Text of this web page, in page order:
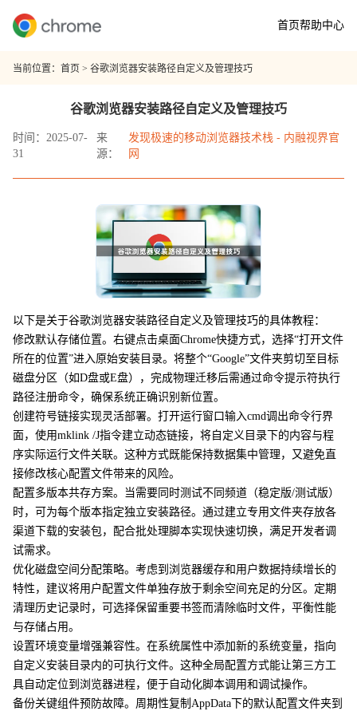
首页帮助中心
当前位置： 首页 > 谷歌浏览器安装路径自定义及管理技巧
谷歌浏览器安装路径自定义及管理技巧
时间：2025-07-
31
来
源：
发现极速的移动浏览器技术栈 - 内融视界官
网
以下是关于谷歌浏览器安装路径自定义及管理技巧的具体教程：
修改默认存储位置。右键点击桌面Chrome快捷方式，选择“打开文件
所在的位置”进入原始安装目录。将整个“Google”文件夹剪切至目标
磁盘分区（如D盘或E盘），完成物理迁移后需通过命令提示符执行
路径注册命令，确保系统正确识别新位置。
创建符号链接实现灵活部署。打开运行窗口输入cmd调出命令行界
面，使用mklink /J指令建立动态链接，将自定义目录下的内容与程
序实际运行文件关联。这种方式既能保持数据集中管理，又避免直
接修改核心配置文件带来的风险。
配置多版本共存方案。当需要同时测试不同频道（稳定版/测试版）
时，可为每个版本指定独立安装路径。通过建立专用文件夹存放各
渠道下载的安装包，配合批处理脚本实现快速切换，满足开发者调
试需求。
优化磁盘空间分配策略。考虑到浏览器缓存和用户数据持续增长的
特性，建议将用户配置文件单独存放于剩余空间充足的分区。定期
清理历史记录时，可选择保留重要书签而清除临时文件，平衡性能
与存储占用。
设置环境变量增强兼容性。在系统属性中添加新的系统变量，指向
自定义安装目录内的可执行文件。这种全局配置方式能让第三方工
具自动定位到浏览器进程，便于自动化脚本调用和调试操作。
备份关键组件预防故障。周期性复制AppData下的默认配置文件夹到